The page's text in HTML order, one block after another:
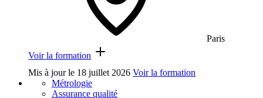
Paris
Voir la formation
Mis à jour le 18 juillet 2026 Voir la formation
Métrologie
Assurance qualité